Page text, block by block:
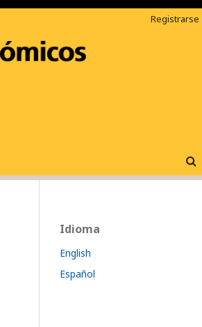
Registrarse
Idioma
English
Español